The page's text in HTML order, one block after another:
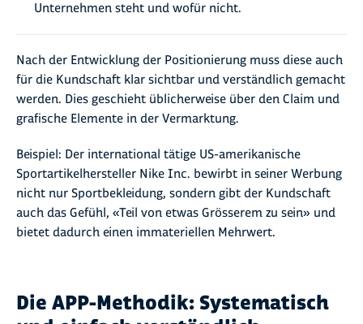
Unternehmen steht und wofür nicht.
Nach der Entwicklung der Positionierung muss diese auch
für die Kundschaft klar sichtbar und verständlich gemacht
werden. Dies geschieht üblicherweise über den Claim und
grafische Elemente in der Vermarktung.
Beispiel: Der international tätige US-amerikanische
Sportartikelhersteller Nike Inc. bewirbt in seiner Werbung
nicht nur Sportbekleidung, sondern gibt der Kundschaft
auch das Gefühl, «Teil von etwas Grösserem zu sein» und
bietet dadurch einen immateriellen Mehrwert.
Die APP-Methodik: Systematisch